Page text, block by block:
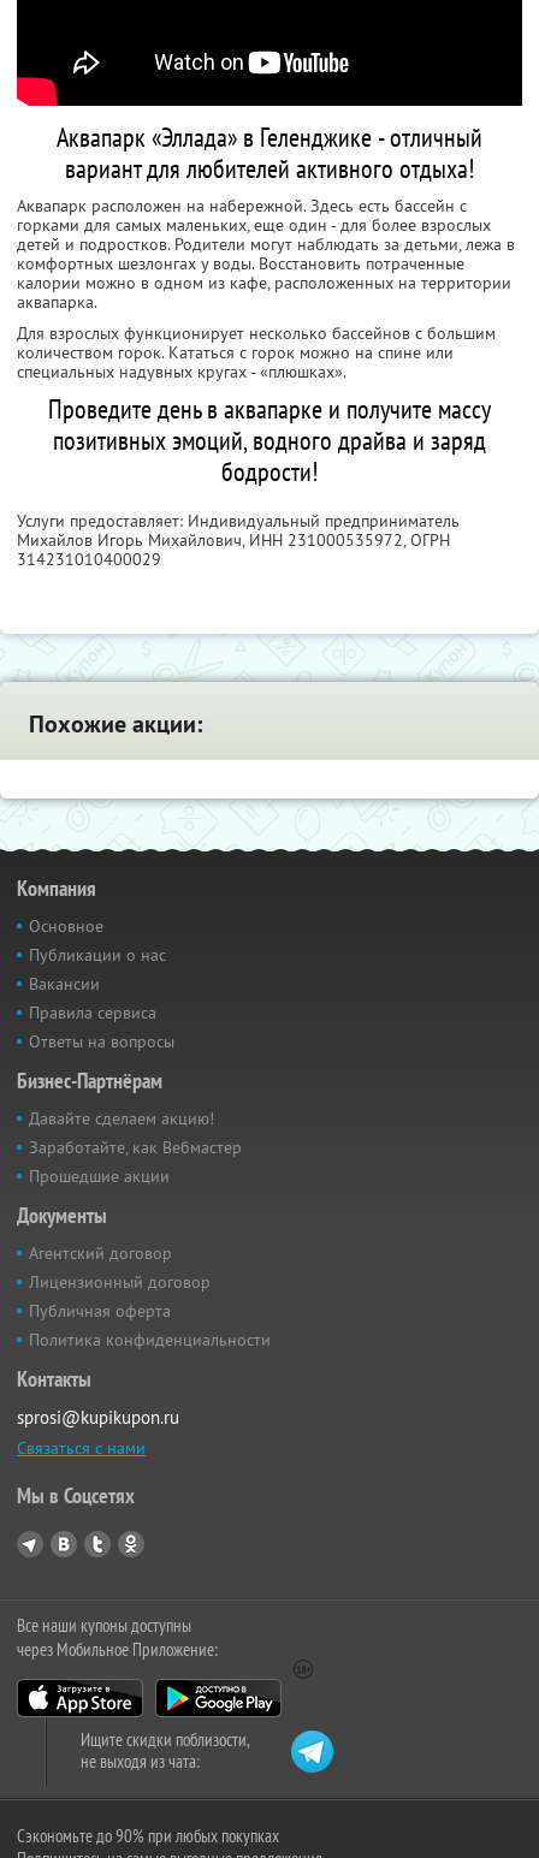
Аквапарк «Эллада» в Геленджике - отличный
вариант для любителей активного отдыха!
Аквапарк расположен на набережной. Здесь есть бассейн с
горками для самых маленьких, еще один - для более взрослых
детей и подростков. Родители могут наблюдать за детьми, лежа в
комфортных шезлонгах у воды. Восстановить потраченные
калории можно в одном из кафе, расположенных на территории
аквапарка.
Для взрослых функционирует несколько бассейнов с большим
количеством горок. Кататься с горок можно на спине или
специальных надувных кругах - «плюшках».
Проведите день в аквапарке и получите массу
позитивных эмоций, водного драйва и заряд
бодрости!
Услуги предоставляет: Индивидуальный предприниматель
Михайлов Игорь Михайлович, ИНН 231000535972, ОГРН
314231010400029
Похожие акции:
Компания
Основное
Публикации о нас
Вакансии
Правила сервиса
Ответы на вопросы
Бизнес-Партнёрам
Давайте сделаем акцию!
Заработайте, как Вебмастер
Прошедшие акции
Документы
Агентский договор
Лицензионный договор
Публичная оферта
Политика конфиденциальности
Контакты
sprosi@kupikupon.ru
Связаться с нами
Мы в Соцсетях
Все наши купоны доступны
через Мобильное Приложение:
Ищите скидки поблизости,
не выходя из чата:
Сэкономьте до 90% при любых покупках